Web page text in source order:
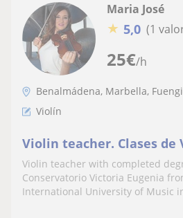
25€/h
Maria José
★ 5,0 (1
Benalmádena, Marbella,
Violín
Violin teacher. Clases de
Violin teacher with completed
Conservatorio Victoria Eugenia
International University of Music